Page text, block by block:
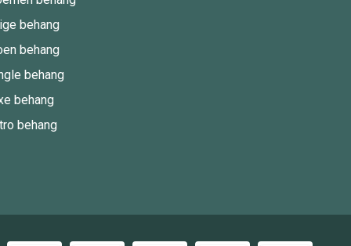
behang
behang
behang
behang
behang